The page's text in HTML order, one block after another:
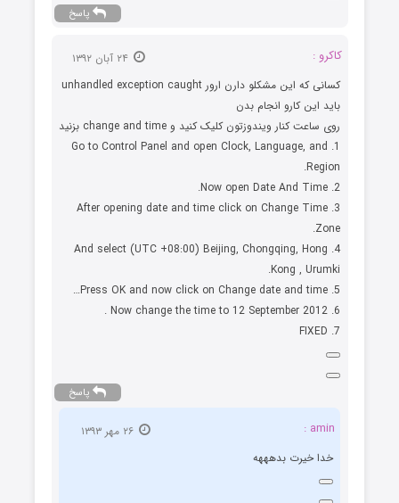
پاسخ
کاکرو :
کسانی که این مشکلو دارن ارور unhandled exception caught
باید این کارو انجام بدن
روی ساعت کنار ویندوزتون کلیک کنید و change and time بزنید
1. Go to Control Panel and open Clock, Language, and
Region.
2. Now open Date And Time.
3. After opening date and time click on Change Time
Zone.
4. And select (UTC +08:00) Beijing, Chongqing, Hong
Kong , Urumki.
5. Press OK and now click on Change date and time…
6. Now change the time to 12 September 2012 .
7. FIXED
پاسخ
amin :
۲۶ مهر ۱۳۹۳
خدا خیرت بدهههه